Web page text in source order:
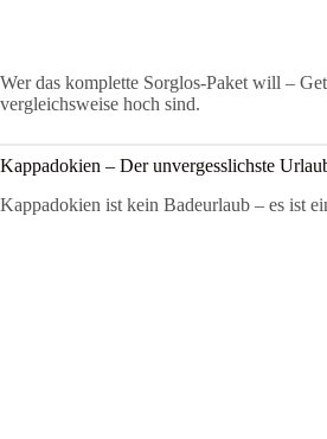
Wer das komplette Sorglos-Paket will –
vergleichsweise hoch sind.
Kappadokien – Der unvergesslichste
Kappadokien ist kein Badeurlaub – es ist